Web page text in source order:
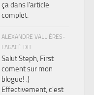
ça dans l'article
complet.
ALEXANDRE VALLIÈRES-
LAGACÉ DIT
Salut Steph, First
coment sur mon
blogue! :)
Effectivement, c'est